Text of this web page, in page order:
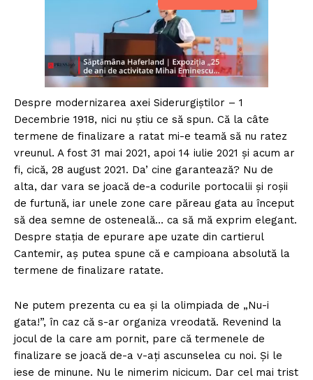
Despre modernizarea axei Siderurgiştilor – 1
Decembrie 1918, nici nu ştiu ce să spun. Că la câte
termene de finalizare a ratat mi-e teamă să nu ratez
vreunul. A fost 31 mai 2021, apoi 14 iulie 2021 şi acum ar
fi, cică, 28 august 2021. Da’ cine garantează? Nu de
alta, dar vara se joacă de-a codurile portocalii şi roşii
de furtună, iar unele zone care păreau gata au început
să dea semne de osteneală… ca să mă exprim elegant.
Despre staţia de epurare ape uzate din cartierul
Cantemir, aş putea spune că e campioana absolută la
termene de finalizare ratate.
Ne putem prezenta cu ea şi la olimpiada de „Nu-i
gata!”, în caz că s-ar organiza vreodată. Revenind la
jocul de la care am pornit, pare că termenele de
finalizare se joacă de-a v-aţi ascunselea cu noi. Şi le
iese de minune. Nu le nimerim nicicum. Dar cel mai trist